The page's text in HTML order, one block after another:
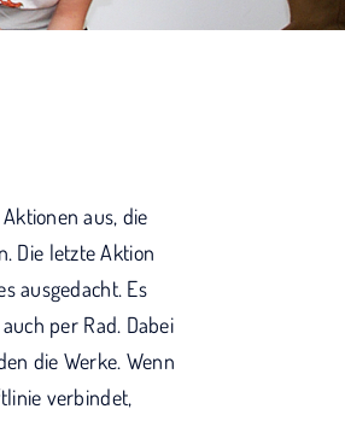
aus, die
Die letzte Aktion
ausgedacht. Es
per Rad. Dabei
die Werke. Wenn
verbindet,